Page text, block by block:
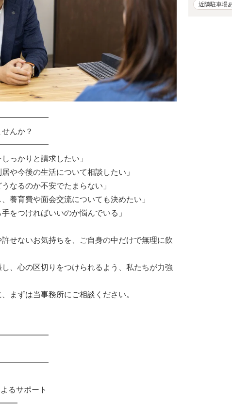
んか？
っかりと請求したい」
や今後の生活について相談したい」
なるのか不安でたまらない」
養育費や面会交流についても決めたい」
をつければいいのか悩んでいる」
せないお気持ちを、ご自身の中だけで無理に飲
、心の区切りをつけられるよう、私たちが力強
まずは当事務所にご相談ください。
るサポート
近隣駐車場